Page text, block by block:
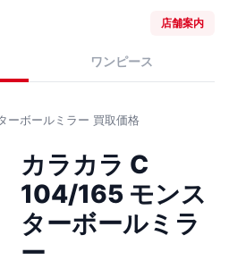
店舗案内
ワンピース
ーボールミラー 買取価格
カラカラ C
104/165 モンス
ターボールミラ
ー